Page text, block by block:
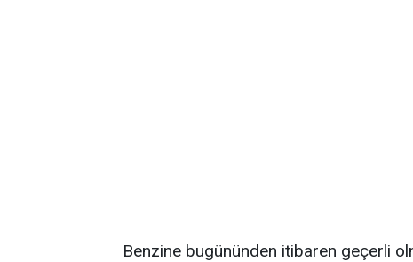
Benzine bugününden itibaren geçerli